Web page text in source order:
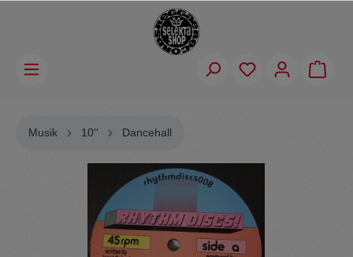
Musik 10'' Dancehall